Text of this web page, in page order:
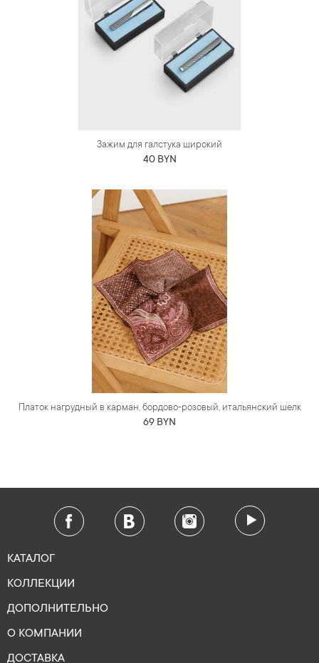
Зажим для галстука широкий
40 BYN
Платок нагрудный в карман, бордово-розовый, итальянский шелк
69 BYN
КАТАЛОГ
КОЛЛЕКЦИИ
ДОПОЛНИТЕЛЬНО
О КОМПАНИИ
ДОСТАВКА